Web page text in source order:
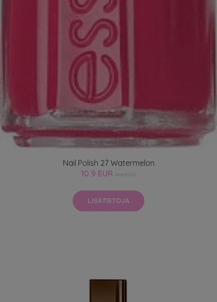
Nail Polish 27 Watermelon
10.9 EUR
LISÄTIETOJA